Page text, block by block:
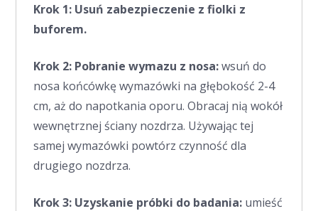
Krok 1: Usuń zabezpieczenie z fiolki z
buforem.
Krok 2: Pobranie wymazu z nosa:wsuń do
nosa końcówkę wymazówki na głębokość 2-4
cm, aż do napotkania oporu. Obracaj nią wokół
wewnętrznej ściany nozdrza. Używając tej
samej wymazówki powtórz czynność dla
drugiego nozdrza.
Krok 3: Uzyskanie próbki do badania: umieść